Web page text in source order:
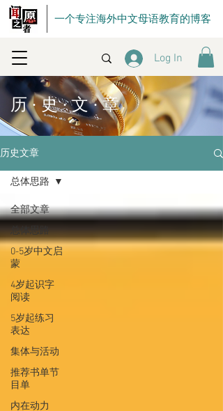
一个专注海外中文母语教育的博客
Log In
历 · 史 · 文 · 章
历史文章
全部文章
总体思路
0-5岁中文启
蒙
4岁起识字
阅读
5岁起练习
表达
集体与活动
推荐书单节
目单
内在动力
总体思路